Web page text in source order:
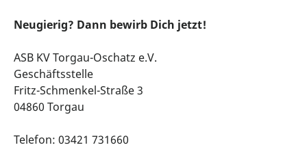
Neugierig? Dann bewirb Dich jetzt!
ASB KV Torgau-Oschatz e.V.
Geschäftsstelle
Fritz-Schmenkel-Straße 3
04860 Torgau
Telefon: 03421 731660